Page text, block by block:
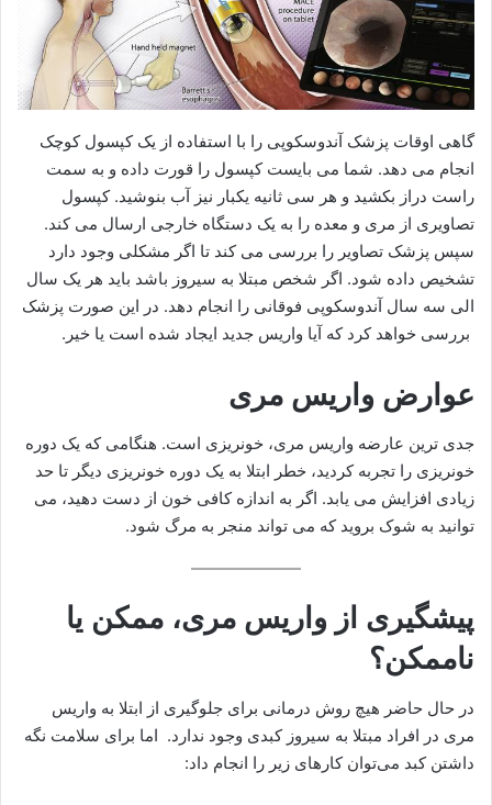
گاهی اوقات پزشک آندوسکوپی را با استفاده از یک کپسول کوچک
انجام می دهد. شما می بایست کپسول را قورت داده و به سمت
راست دراز بکشید و هر سی ثانیه یکبار نیز آب بنوشید. کپسول
تصاویری از مری و معده را به یک دستگاه خارجی ارسال می کند.
سپس پزشک تصاویر را بررسی می کند تا اگر مشکلی وجود دارد
تشخیص داده شود. اگر شخص مبتلا به سیروز باشد باید هر یک سال
الی سه سال آندوسکوپی فوقانی را انجام دهد. در این صورت پزشک
بررسی خواهد کرد که آیا واریس جدید ایجاد شده است یا خیر.
عوارض واریس مری
جدی ترین عارضه واریس مری، خونریزی است. هنگامی که یک دوره
خونریزی را تجربه کردید، خطر ابتلا به یک دوره خونریزی دیگر تا حد
زیادی افزایش می یابد. اگر به اندازه کافی خون از دست دهید، می
توانید به شوک بروید که می تواند منجر به مرگ شود.
پیشگیری از واریس مری، ممکن یا
ناممکن؟
در حال حاضر هیچ روش درمانی برای جلوگیری از ابتلا به واریس
مری در افراد مبتلا به سیروز کبدی وجود ندارد. اما برای سلامت نگه
داشتن کبد می‌توان کارهای زیر را انجام داد: